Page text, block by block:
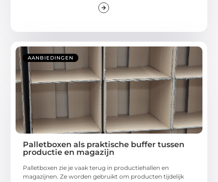
AANBIEDINGEN
Palletboxen als praktische buffer tussen
productie en magazijn
Palletboxen zie je vaak terug in productiehallen en
magazijnen. Ze worden gebruikt om producten tijdelijk